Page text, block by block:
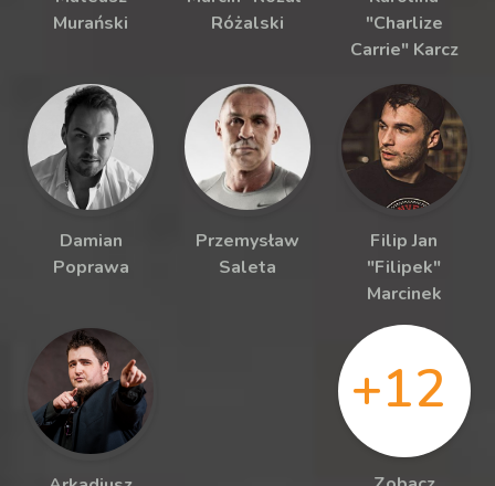
Murański
Różalski
"Charlize
Carrie" Karcz
Damian
Poprawa
Przemysław
Saleta
Filip Jan
"Filipek"
Marcinek
+12